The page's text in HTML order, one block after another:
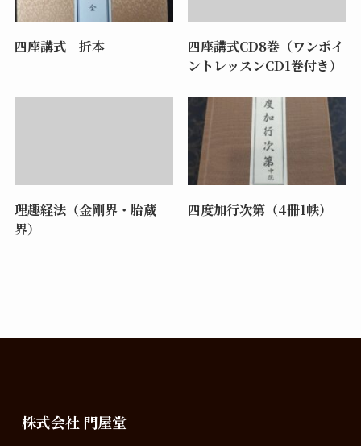
四座講式 折本
四座講式CD8巻（ワンポイ
ントレッスンCD1巻付き）
理趣経法（金剛界・胎蔵
界）
四度加行次第（4冊1帙）
株式会社 門屋堂